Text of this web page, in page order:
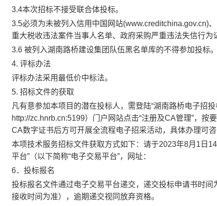
3.4本次招标不接受联合体投标。
3.5必须为未被列入信用中国网站(www.creditchina.gov.cn)
重大税收违法案件当事人名单、政府采购严重违法失信行为
3.6 被列入湖南路桥建设集团队伍黑名单库的不得参加投标
4. 评标办法
评标办法采用最低价中标法。
5. 招标文件的获取
凡有意参加本项目的潜在投标人，需登陆“湖南路桥电子招
http://zc.hnrb.cn:5199）门户网站点击“注册及CA管理”，
CA数字证书后方可开展全流程电子招采活动，具体办理可
本项技术服务招标文件获取方式如下：请于2023年8月1日
平台”（以下简称“电子交易平台”，网址：
6． 投标报名
投标报名文件通过电子交易平台递交，递交投标申请书时间
接收时间为准），逾期递交视同放弃资格。